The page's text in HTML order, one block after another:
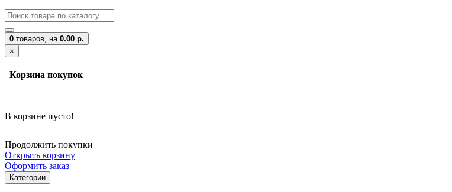
0 товаров, на 0.00 р.
×
Корзина покупок
В корзине пусто!
Продолжить покупки
Открыть корзину
Оформить заказ
Категории